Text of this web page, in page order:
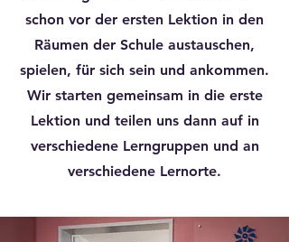
schon vor der ersten Lektion in den
Räumen der Schule austauschen,
spielen, für sich sein und ankommen.
Wir starten gemeinsam in die erste
Lektion und teilen uns dann auf in
verschiedene Lerngruppen und an
verschiedene Lernorte.